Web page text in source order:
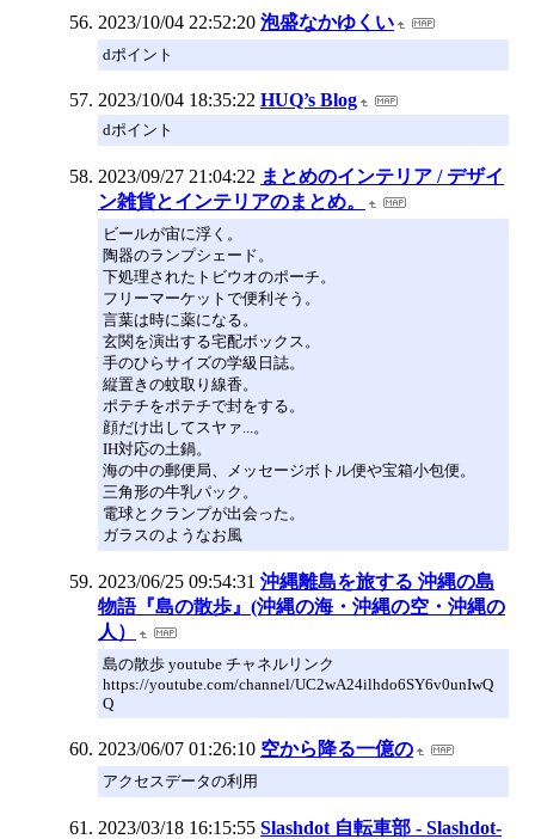
2023/10/04 22:52:20 泡盛なかゆくい
dポイント
2023/10/04 18:35:22 HUQ’s Blog
dポイント
2023/09/27 21:04:22 まとめのインテリア / デザイ
ン雑貨とインテリアのまとめ。
ビールが宙に浮く。
陶器のランプシェード。
下処理されたトビウオのポーチ。
フリーマーケットで便利そう。
言葉は時に薬になる。
玄関を演出する宅配ボックス。
手のひらサイズの学級日誌。
縦置きの蚊取り線香。
ポテチをポテチで封をする。
顔だけ出してスヤァ...。
IH対応の土鍋。
海の中の郵便局、メッセージボトル便や宝箱小包便。
三角形の牛乳パック。
電球とクランプが出会った。
ガラスのようなお風
2023/06/25 09:54:31 沖縄離島を旅する 沖縄の島
物語『島の散歩』(沖縄の海・沖縄の空・沖縄の
人）
島の散歩 youtube チャネルリンク
https://youtube.com/channel/UC2wA24ilhdo6SY6v0unIwQ
Q
2023/06/07 01:26:10 空から降る一億の
アクセスデータの利用
2023/03/18 16:15:55 Slashdot 自転車部 - Slashdot-